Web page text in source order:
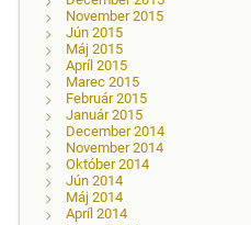
November 2015
Jún 2015
Máj 2015
Apríl 2015
Marec 2015
Február 2015
Január 2015
December 2014
November 2014
Október 2014
Jún 2014
Máj 2014
Apríl 2014